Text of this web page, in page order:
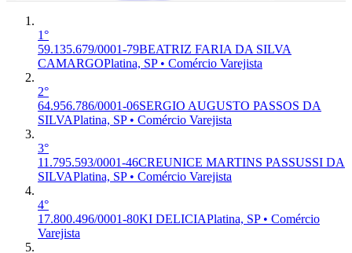
1°
59.135.679/0001-79BEATRIZ FARIA DA SILVA
CAMARGOPlatina, SP • Comércio Varejista
2°
64.956.786/0001-06SERGIO AUGUSTO PASSOS DA
SILVAPlatina, SP • Comércio Varejista
3°
11.795.593/0001-46CREUNICE MARTINS PASSUSSI DA
SILVAPlatina, SP • Comércio Varejista
4°
17.800.496/0001-80KI DELICIAPlatina, SP • Comércio
Varejista